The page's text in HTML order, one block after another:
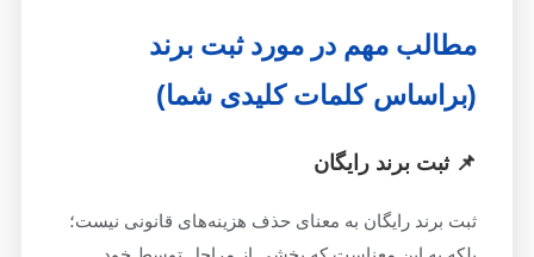
مطالب مهم در مورد ثبت برند
(براساس کلمات کلیدی شما)
📌 ثبت برند رایگان
ثبت برند رایگان به معنای حذف هزینه‌های قانونی نیست؛